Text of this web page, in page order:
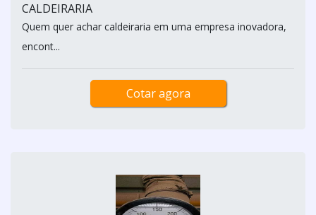
CALDEIRARIA
Quem quer achar caldeiraria em uma empresa inovadora,
encont...
Cotar agora